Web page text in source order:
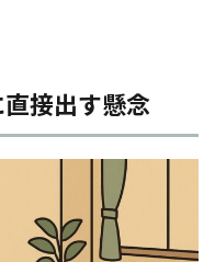
接出す懸念